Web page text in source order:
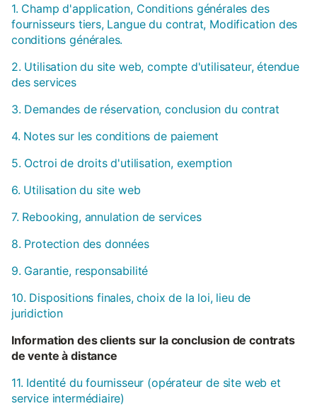
1. Champ d'application, Conditions générales des
fournisseurs tiers, Langue du contrat, Modification des
conditions générales.
2. Utilisation du site web, compte d'utilisateur, étendue
des services
3. Demandes de réservation, conclusion du contrat
4. Notes sur les conditions de paiement
5. Octroi de droits d'utilisation, exemption
6. Utilisation du site web
7. Rebooking, annulation de services
8. Protection des données
9. Garantie, responsabilité
10. Dispositions finales, choix de la loi, lieu de
juridiction
Information des clients sur la conclusion de contrats
de vente à distance
11. Identité du fournisseur (opérateur de site web et
service intermédiaire)